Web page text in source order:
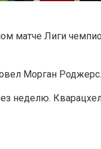
матче Лиги
Морган Роджерс.
неделю.